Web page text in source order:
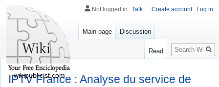
IPTV France : Analyse du service de
Not logged in Talk Create account Log in
Main page Discussion
Read
Search
wikipublicist.com